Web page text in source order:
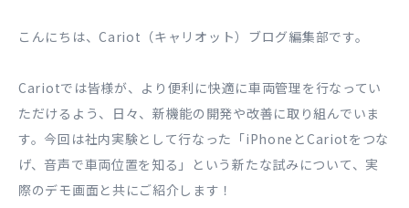
こんにちは、Cariot（キャリオット）ブログ編集部です。
Cariotでは皆様が、より便利に快適に車両管理を行なってい
ただけるよう、日々、新機能の開発や改善に取り組んでいま
す。今回は社内実験として行なった「iPhoneとCariotをつな
げ、音声で車両位置を知る」という新たな試みについて、実
際のデモ画面と共にご紹介します！